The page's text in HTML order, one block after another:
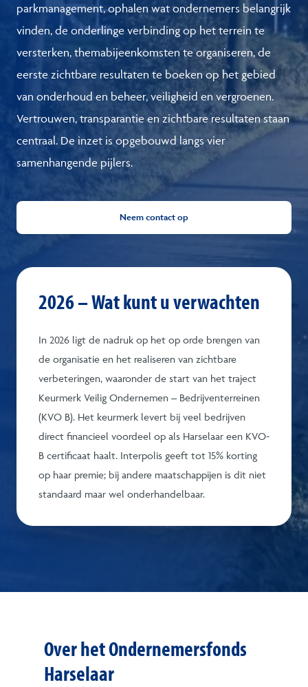
parkmanagement, ophalen wat ondernemers belangrijk
vinden, de onderlinge verbinding op het terrein te
versterken, themabijeenkomsten te organiseren, de
eerste zichtbare resultaten te boeken op het gebied
van onderhoud en beheer, veiligheid en vergroenen.
Vertrouwen, transparantie en zichtbare resultaten staan
centraal. De inzet is opgebouwd langs vier
samenhangende pijlers.
Neem contact op
2026 – Wat kunt u verwachten
In 2026 ligt de nadruk op het op orde brengen van
de organisatie en het realiseren van zichtbare
verbeteringen, waaronder de start van het traject
Keurmerk Veilig Ondernemen – Bedrijventerreinen
(KVO B). Het keurmerk levert bij veel bedrijven
direct financieel voordeel op als Harselaar een KVO-
B certificaat haalt. Interpolis geeft tot 15% korting
op haar premie; bij andere maatschappijen is dit niet
standaard maar wel onderhandelbaar.
Over het Ondernemersfonds
Harselaar